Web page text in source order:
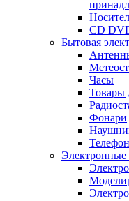
CD
Бытовая
Часы
Товары
Фонари